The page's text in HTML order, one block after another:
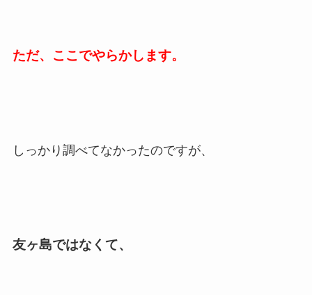
ただ、ここでやらかします。
しっかり調べてなかったのですが、
友ヶ島ではなくて、